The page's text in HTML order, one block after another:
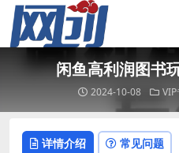
闲鱼高利润图书
2024-10-08
详情介绍 常见问题